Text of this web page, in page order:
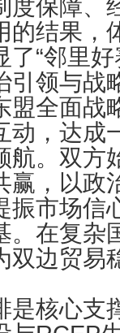
度保障、
的结果，
“邻里好
引领与战
盟全面战
动，达成
航。双方
赢，以政
振市场信
。在复杂
双边贸易
是核心支